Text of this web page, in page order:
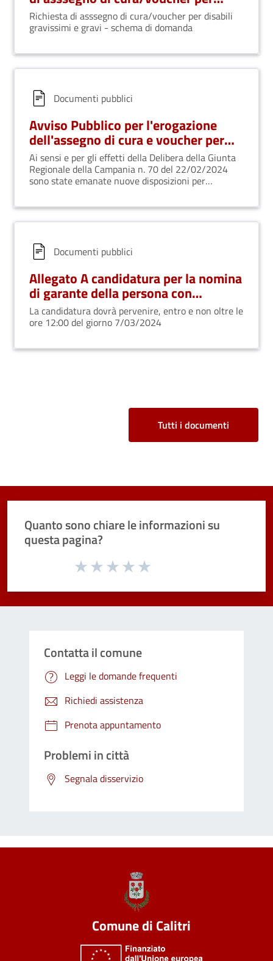
disabili gravissimi e gravi
Richiesta di asssegno di cura/voucher per disabili
gravissimi e gravi - schema di domanda
Documenti pubblici
Avviso Pubblico per l'erogazione
dell'assegno di cura e voucher per
Disabili Gravissimi e Gravi
Ai sensi e per gli effetti della Delibera della Giunta
Regionale della Campania n. 70 del 22/02/2024
sono state emanate nuove disposizioni per
Documenti pubblici
Allegato A candidatura per la nomina
di garante della persona con
disabilità
La candidatura dovrà pervenire, entro e non oltre le
ore 12:00 del giorno 7/03/2024
Tutti i documenti
Quanto sono chiare le informazioni su
questa pagina?
Valuta da 1 a 5 stelle la pagina
Contatta il comune
Leggi le domande frequenti
Richiedi assistenza
Prenota appuntamento
Problemi in città
Segnala disservizio
Comune di Calitri